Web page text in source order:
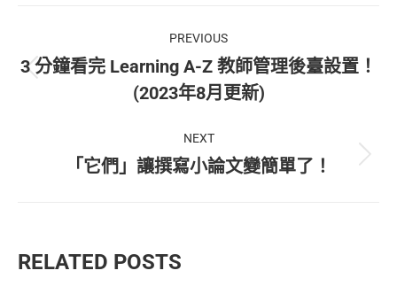
navigation
PREVIOUS
Previous
post:
3 分鐘看完 Learning A-Z 教師管理後臺設置！
(2023年8月更新)
NEXT
Next
「它們」讓撰寫小論文變簡單了！
RELATED POSTS